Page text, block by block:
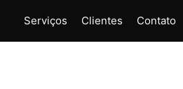
Serviços Clientes Contato